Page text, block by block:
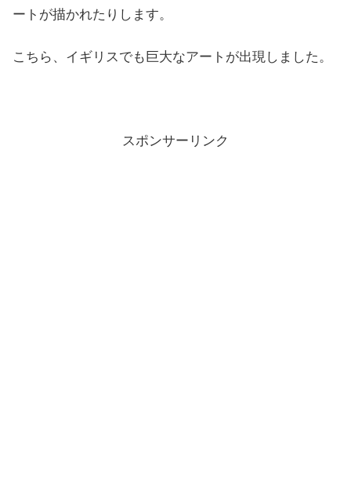
ートが描かれたりします。
こちら、イギリスでも巨大なアートが出現しました。
スポンサーリンク